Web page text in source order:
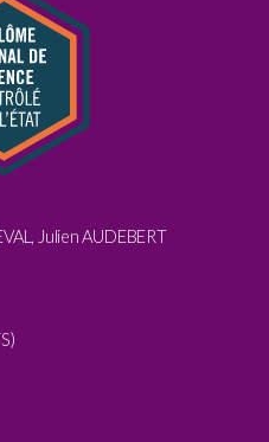
Julien AUDEBERT